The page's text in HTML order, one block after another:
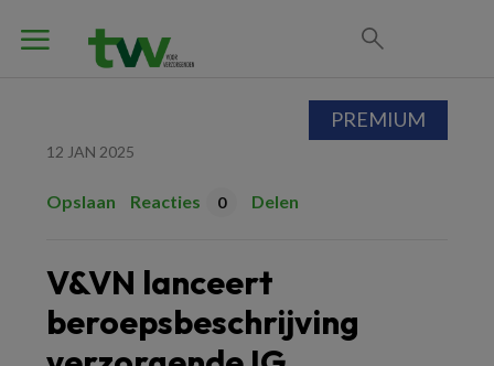
12 JAN 2025
Opslaan Reacties 0 Delen
V&VN lanceert
beroepsbeschrijving
PREMIUM